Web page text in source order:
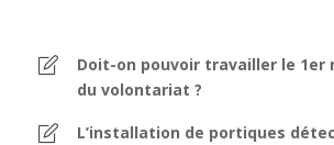
Doit-on pouvoir travailler le 1er
du volontariat ?
L’installation de portiques